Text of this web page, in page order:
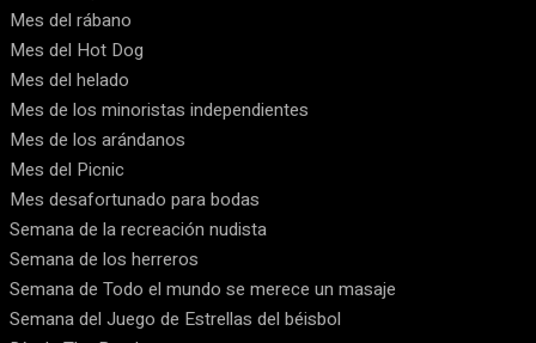
Mes del rábano
Mes del Hot Dog
Mes del helado
Mes de los minoristas independientes
Mes de los arándanos
Mes del Picnic
Mes desafortunado para bodas
Semana de la recreación nudista
Semana de los herreros
Semana de Todo el mundo se merece un masaje
Semana del Juego de Estrellas del béisbol